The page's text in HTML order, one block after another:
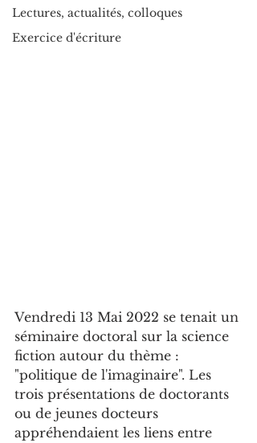
Lectures, actualités, colloques
Exercice d'écriture
Vendredi 13 Mai 2022 se tenait un
séminaire doctoral sur la science
fiction autour du thème :
"politique de l'imaginaire". Les
trois présentations de doctorants
ou de jeunes docteurs
appréhendaient les liens entre